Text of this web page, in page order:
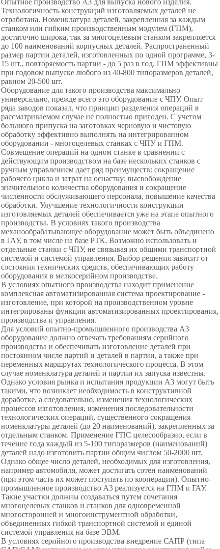
Опытное производство A3 для выпуска нового изделия.
Технологичность конструкций изготовляемых деталей не
отработана. Номенклатура деталей, закрепленная за каждым
станком или гибким производственным модулем (ГПМ),
достаточно широка, так за многоцелевым станком закрепляется
до 100 наименований корпусных деталей. Распространенный
размер партии деталей, изготовленных по одной программе, 3-
15 шт., повторяемость партии - до 5 раз в год. ГПМ эффективны
при годовом выпуске любого из 40-800 типоразмеров деталей,
равном 20-500 шт.
Оборудование для такого производства максимально
универсально, прежде всего это оборудование с ЧПУ. Опыт
ряда заводов показал, что принцип разделения операций в
рассматриваемом случае не полностью пригоден. С учетом
большого припуска на заготовках черновую и чистовую
обработку эффективно выполнять на интегрированном
оборудовании - многоцелевых станках с ЧПУ и ГПМ.
Совмещение операций на одном станке в сравнении с
действующим производством на базе нескольких станков с
ручным управлением дает ряд преимуществ: сокращение
рабочего цикла и затрат на оснастку; высвобождение
значительного количества оборудования и сокращение
численности обслуживающего персонала, повышение качества
обработки. Улучшение технологичности конструкции
изготовляемых деталей обеспечивается уже на этапе опытного
производства. В условиях такого производства
механообрабатывающее оборудование может быть объединено
в ГАУ, в том числе на базе РТК. Возможно использовать и
отдельные станки с ЧПУ, не связывая их общими транспортной
системой и системой управления. Выбор решения зависит от
состояния технических средств, обеспечивающих работу
оборудования в мелкосерийном производстве.
В условиях опытного производства находит применение
комплексная автоматизированная система проектирование -
изготовление, при которой на производственном уровне
интегрированы функции автоматизированных проектирования,
производства и управления.
Для условий опытно-промышленного производства A3
оборудование должно отвечать требованиям серийного
производства и обеспечивать изготовление деталей при
постоянном числе партий и деталей в партии, а также при
переменных маршрутах технологического процесса. В этом
случае номенклатура деталей и партии их запуска известны.
Однако условия рынка и испытания продукции A3 могут быть
такими, что возникает необходимость в конструктивной
доработке, а следовательно, изменения технологических
процессов изготовления, изменения последовательности
технологических операций, существенного сокращения
номенклатуры деталей (до 20 наименований), закрепленных за
отдельным станком. Применение ГПС целесообразно, если в
течение года каждый из 5-100 типоразмеров (наименований)
деталей надо изготовить партии общим числом 50-2000 шт.
Однако общее число деталей, необходимых для изготовления,
например автомобиля, может достигать сотен наименований
(при этом часть их может поступать по кооперации). Опытно-
промышленное производство A3 реализуется на ГПМ и ГАУ.
Такие участки должны создаваться путем сочетания
многоцелевых станков и станков для одновременной
многосторонней и многоинструментной обработки,
объединенных гибкой транспортной системой и единой
системой управления на базе ЭВМ.
В условиях серийного производства внедрение САПР (типа